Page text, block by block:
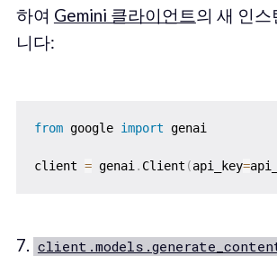
하여 Gemini 클라이언트의 새 인
니다:
from google import genai
client = genai . Client (api_key=
7.